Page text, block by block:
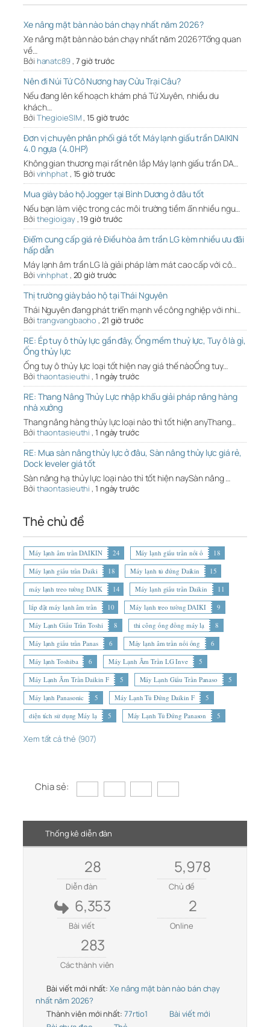
Xe nâng mặt bàn nào bán chạy nhất năm 2026?
Xe nâng mặt bàn nào bán chạy nhất năm 2026?Tổng quan
về…
Bởi hanatc89, 7 giờ trước
Nên đi Núi Tứ Cô Nương hay Cửu Trại Câu?
Nếu đang lên kế hoạch khám phá Tứ Xuyên, nhiều du
khách…
Bởi ThegioieSIM,15 giờ trước
Đơn vị chuyên phân phối giá tốt Máy lạnh giấu trần DAIKIN
4.0 ngựa (4.0HP)
Không gian thương mại rất nên lắp Máy lạnh giấu trần DA…
Bởi vinhphat, 15 giờ trước
Mua giày bảo hộ Jogger tại Bình Dương ở đâu tốt
Nếu bạn làm việc trong các môi trường tiềm ẩn nhiều ngu…
Bởi thegioigay,19 giờ trước
Điểm cung cấp giá rẻ Điều hòa âm trần LG kèm nhiều ưu đãi
hấp dẫn
Máy lạnh âm trần LG là giải pháp làm mát cao cấp với cô…
Bởi vinhphat, 20 giờ trước
Thị trường giày bảo hộ tại Thái Nguyên
Thái Nguyên đang phát triển mạnh về công nghiệp với nhi…
Bởi trangvangbaoho , 21 giờ trước
RE: Ép tuy ô thủy lực gần đây, Ống mềm thuỷ lực, Tuy ô là gì,
Ống thủy lực
Ống tuy ô thủy lực loại tốt hiện nay giá thế nàoỐng tuy…
Bởi thaontasieuthi , 1 ngày trước
RE: Thang Nâng Thủy Lực nhập khẩu giải pháp nâng hàng
nhà xưởng
Thang nâng hàng thủy lực loại nào thì tốt hiện anyThang…
Bởi thaontasieuthi , 1 ngày trước
RE: Mua sàn nâng thủy lực ở đâu, Sàn nâng thủy lực giá rẻ,
Dock leveler giá tốt
Sàn nâng hạ thủy lực loại nào thì tốt hiện naySàn nâng …
Bởi thaontasieuthi , 1 ngày trước
Thẻ chủ đề
Máy lạnh âm trần DAIKIN 24 Máy lạnh giấu trần nối ố
18
Máy lạnh giấu trần Daiki
18 Máy lạnh tủ đứng Daikin
15
máy lạnh treo tường DAIK
14 Máy lạnh giấu trần Daikin
11
lắp đặt máy lạnh âm trần
10 Máy lạnh treo tường DAIKI
9
Máy Lạnh Giấu Trần Toshi
8 thi công ống đồng máy lạ
8
Máy lạnh giấu trần Panas
6 Máy lạnh âm trần nối ống
6
Máy lạnh Toshiba
6 Máy Lạnh Âm Trần LG Inve
5
Máy Lạnh Âm Trần Daikin F
5 Máy Lạnh Giấu Trần Panaso
5
Máy lạnh Panasonic
5 Máy Lạnh Tủ Đứng Daikin F
5
diện tích sử dụng Máy lạ
5 Máy Lạnh Tủ Đứng Panason 5
Xem tất cả thẻ (907)
Chia sẻ:
Thống kê diễn đàn
28
Diễn đàn
5,978
Chủ đề
6,353
Bài viết
2
Online
283
Các thành viên
Bài viết mới nhất: Xe nâng mặt bàn nào bán chạy
nhất năm 2026?
Thành viên mới nhất: 77rtio1
Bài viết mới